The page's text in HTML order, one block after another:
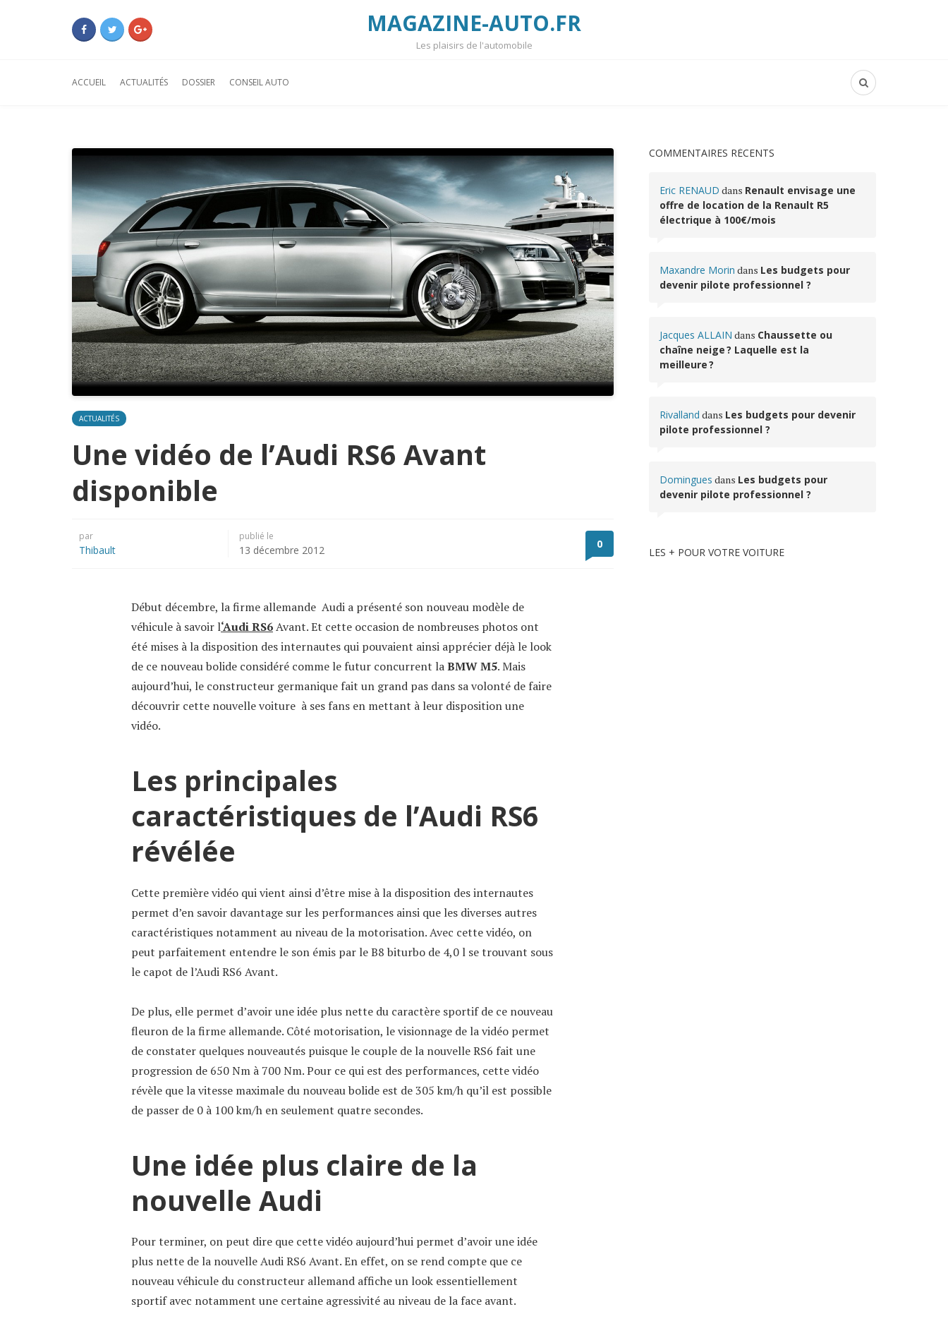
MAGAZINE-AUTO.FR
Les plaisirs de l'automobile
ACCUEIL ACTUALITÉS DOSSIER CONSEIL AUTO
ACTUALITÉS
Une vidéo de l’Audi RS6 Avant
disponible
par
Thibault
publié le
13 décembre 2012 0
Début décembre, la firme allemande Audi a présenté son nouveau modèle de
véhicule à savoir l‘Audi RS6Avant. Et cette occasion de nombreuses photos ont
été mises à la disposition des internautes qui pouvaient ainsi apprécier déjà le look
de ce nouveau bolide considéré comme le futur concurrent laBMW M5. Mais
aujourd’hui, le constructeur germanique fait un grand pas dans sa volonté de faire
découvrir cette nouvelle voiture à ses fans en mettant à leur disposition une
vidéo.
Les principales
caractéristiques de l’Audi RS6
révélée
Cette première vidéo qui vient ainsi d’être mise à la disposition des internautes
permet d’en savoir davantage sur les performances ainsi que les diverses autres
caractéristiques notamment au niveau de la motorisation. Avec cette vidéo, on
peut parfaitement entendre le son émis par le B8 biturbo de 4,0 l se trouvant sous
le capot de l’Audi RS6 Avant.
De plus, elle permet d’avoir une idée plus nette du caractère sportif de ce nouveau
fleuron de la firme allemande. Côté motorisation, le visionnage de la vidéo permet
de constater quelques nouveautés puisque le couple de la nouvelle RS6 fait une
progression de 650 Nm à 700 Nm. Pour ce qui est des performances, cette vidéo
révèle que la vitesse maximale du nouveau bolide est de 305 km/h qu’il est possible
de passer de 0 à 100 km/h en seulement quatre secondes.
Une idée plus claire de la
nouvelle Audi
Pour terminer, on peut dire que cette vidéo aujourd’hui permet d’avoir une idée
plus nette de la nouvelle Audi RS6 Avant. En effet, on se rend compte que ce
nouveau véhicule du constructeur allemand affiche un look essentiellement
sportif avec notamment une certaine agressivité au niveau de la face avant.
COMMENTAIRES RÉCENTS
Eric RENAUD dans Renault envisage une
offre de location de la Renault R5
électrique à 100€/mois
Maxandre Morin dans Les budgets pour
devenir pilote professionnel ?
Jacques ALLAIN dans Chaussette ou
chaîne neige ? Laquelle est la
meilleure ?
Rivalland dans Les budgets pour devenir
pilote professionnel ?
Domingues dans Les budgets pour
devenir pilote professionnel ?
LES + POUR VOTRE VOITURE